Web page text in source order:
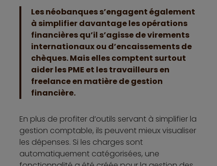
Les néobanques s’engagent également
à simplifier davantage les opérations
financières qu’il s’agisse de virements
internationaux ou d’encaissements de
chèques. Mais elles comptent surtout
aider les PME et les travailleurs en
freelance en matière de gestion
financière.
En plus de profiter d’outils servant à simplifier la
gestion comptable, ils peuvent mieux visualiser
les dépenses. Si les charges sont
automatiquement catégorisées, une